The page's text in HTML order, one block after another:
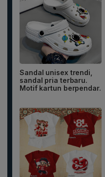
Sandal unisex trendi,
sandal pria terbaru.
Motif kartun berpendar.